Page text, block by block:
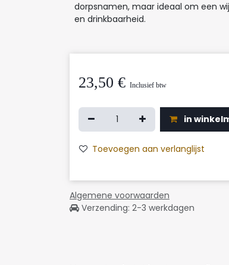
dorpsnamen, maar ideaal om een
en drinkbaarheid.
23,50 € Inclusief btw
in
Toevoegen aan verlanglijst
Algemene voorwaarden
Verzending: 2-3 werkdagen